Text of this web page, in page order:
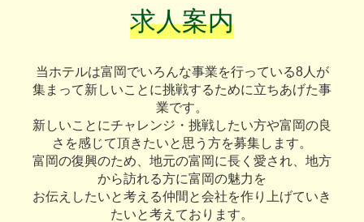
求人案内
当ホテルは富岡でいろんな事業を行っている8人が
集まって新しいことに挑戦するために立ちあげた事
業です。
新しいことにチャレンジ・挑戦したい方や富岡の良
さを感じて頂きたいと思う方を募集します。
富岡の復興のため、地元の富岡に長く愛され、地方
から訪れる方に富岡の魅力を
お伝えしたいと考える仲間と会社を作り上げていき
たいと考えております。